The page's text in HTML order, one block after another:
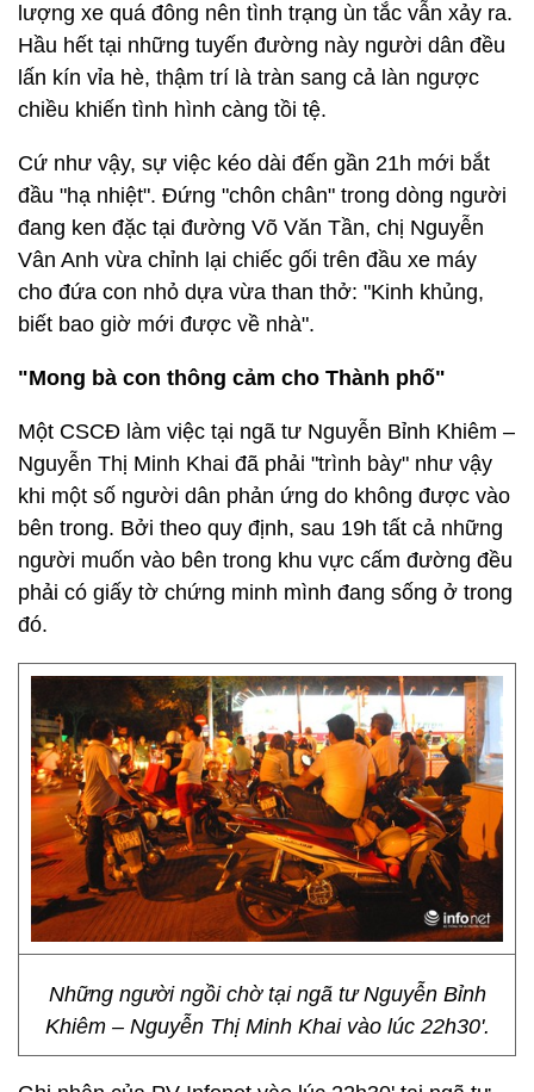
lượng xe quá đông nên tình trạng ùn tắc vẫn xảy ra.
Hầu hết tại những tuyến đường này người dân đều
lấn kín vỉa hè, thậm trí là tràn sang cả làn ngược
chiều khiến tình hình càng tồi tệ.
Cứ như vậy, sự việc kéo dài đến gần 21h mới bắt
đầu "hạ nhiệt". Đứng "chôn chân" trong dòng người
đang ken đặc tại đường Võ Văn Tần, chị Nguyễn
Vân Anh vừa chỉnh lại chiếc gối trên đầu xe máy
cho đứa con nhỏ dựa vừa than thở: "Kinh khủng,
biết bao giờ mới được về nhà".
"Mong bà con thông cảm cho Thành phố"
Một CSCĐ làm việc tại ngã tư Nguyễn Bỉnh Khiêm –
Nguyễn Thị Minh Khai đã phải "trình bày" như vậy
khi một số người dân phản ứng do không được vào
bên trong. Bởi theo quy định, sau 19h tất cả những
người muốn vào bên trong khu vực cấm đường đều
phải có giấy tờ chứng minh mình đang sống ở trong
đó.
Những người ngồi chờ tại ngã tư Nguyễn Bỉnh
Khiêm – Nguyễn Thị Minh Khai vào lúc 22h30'.